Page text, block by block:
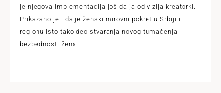
je njegova implementacija još dalja od vizija kreatorki.
Prikazano je i da je ženski mirovni pokret u Srbiji i
regionu isto tako deo stvaranja novog tumačenja
bezbednosti žena.